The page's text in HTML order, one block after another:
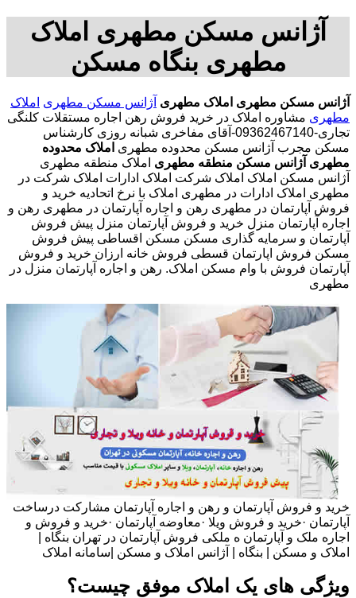
آژانس مسکن مطهری املاک
مطهری بنگاه مسکن
آژانس مسکن مطهری املاک مطهری آژانس مسکن مطهری املاک
مطهری مشاوره املاک در خرید فروش رهن اجاره مستقلات کلنگی
تجاری-09362467140-آقای مفاخری شبانه روزی کارشناس
مسکن مجرب آژانس مسکن محدوده مطهری املاک محدوده
مطهری آژانس مسکن منطقه مطهری املاک منطقه مطهری
آژانس مسکن املاک املاک شرکت املاک ادارات املاک شرکت در
مطهری املاک ادارات در مطهری املاک با نرخ اتحادیه خرید و
فروش آپارتمان در مطهری رهن و اجاره آپارتمان در مطهری رهن و
اجاره آپارتمان منزل خرید و فروش آپارتمان منزل پیش فروش
آپارتمان و سرمایه گذاری مسکن مسکن اقساطی پیش فروش
مسکن فروش اپارتمان قسطی فروش خانه ارزان خرید و فروش
آپارتمان فروش با وام مسکن املاک. رهن و اجاره آپارتمان منزل در
مطهری
خرید و فروش آپارتمان و رهن و اجاره آپارتمان مشارکت درساخت
آپارتمان ·خرید و فروش ویلا ·معاوضه آپارتمان ·خرید و فروش و
اجاره ملک و آپارتمان ه ملکی فروش آپارتمان در تهران بنگاه |
املاک و مسکن | بنگاه | آژانس املاک و مسکن |سامانه املاک
ویژگی های یک املاک موفق چیست؟